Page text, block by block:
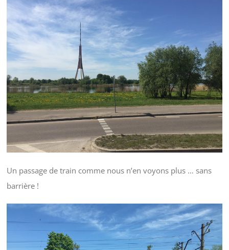
Un passage de train comme nous n’en voyons plus … sans
barrière !